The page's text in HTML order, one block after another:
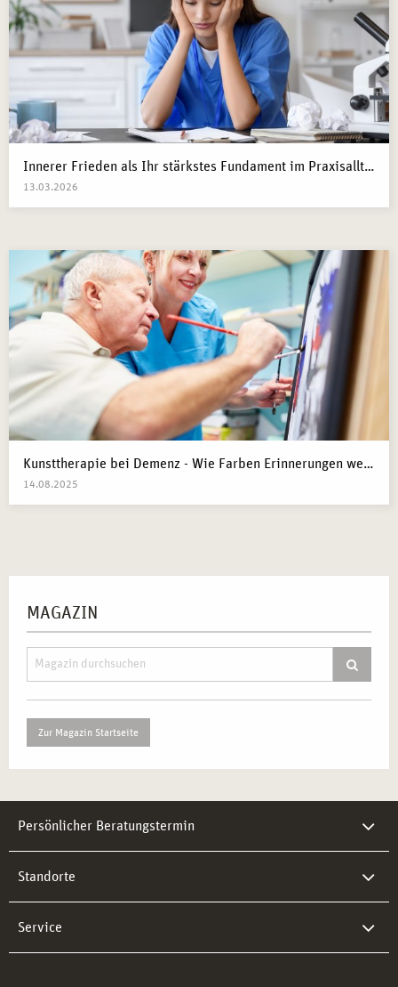
Innerer Frieden als Ihr stärkstes Fundament im Praxisalltag
13.03.2026
Kunsttherapie bei Demenz - Wie Farben Erinnerungen wecken
14.08.2025
MAGAZIN
Zur Magazin Startseite
Persönlicher Beratungstermin
Standorte
Service